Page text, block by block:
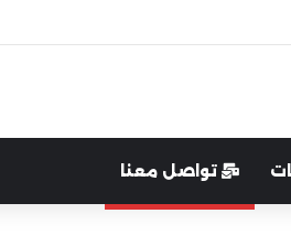
المجتمع المحلي
تواصل معنا